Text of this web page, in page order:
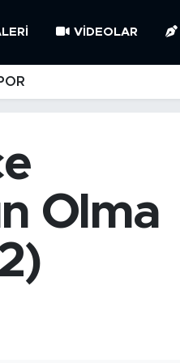
VIDEOLAR
Olma